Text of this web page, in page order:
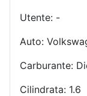
Utente: -
Auto:
Carburante:
Cilindrata: 1.6